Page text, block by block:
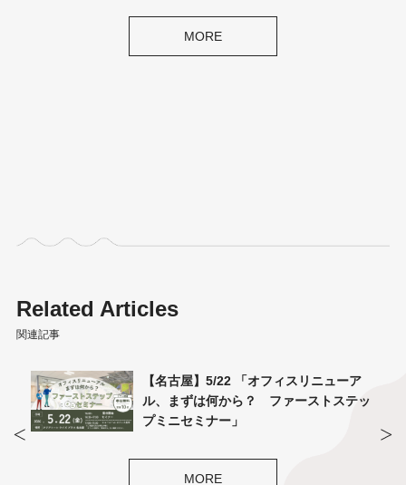
Related Articles
関連記事
ニューア
ストステッ
【福岡】THONET展示会（終了）